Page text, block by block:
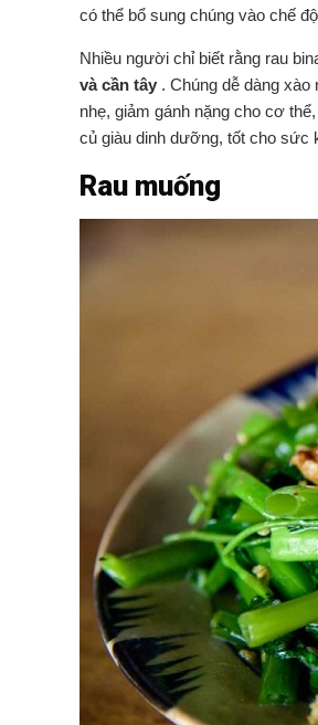
có thể bổ sung chúng vào chế
Nhiều người chỉ biết rằng rau
và cần tây . Chúng dễ dàng
nhẹ, giảm gánh nặng cho cơ
củ giàu dinh dưỡng, tốt cho sức
Rau muống